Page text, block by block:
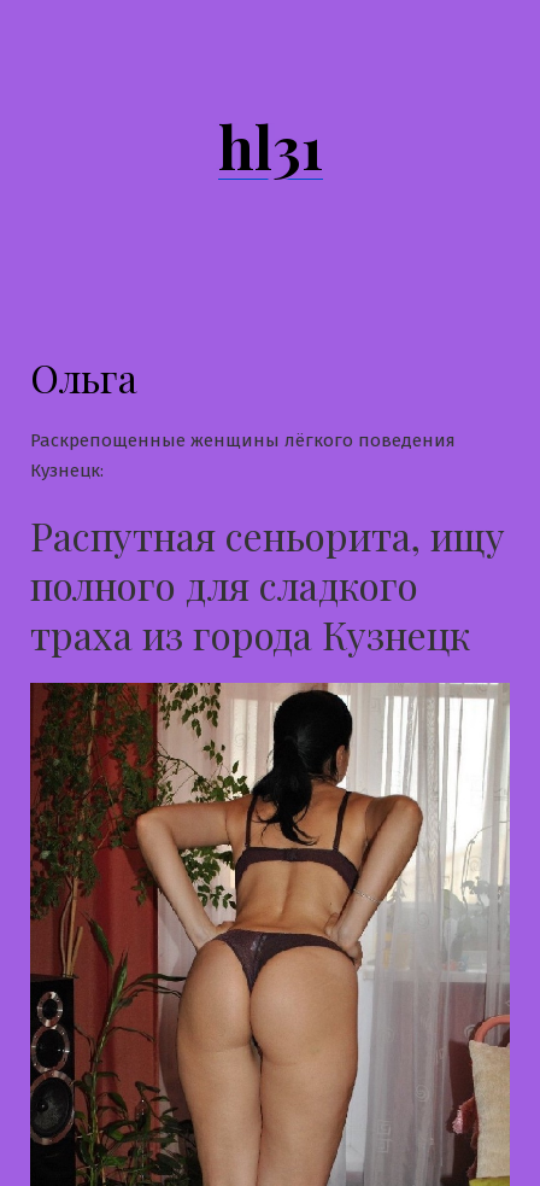
hl31
Ольга
Раскрепощенные женщины лёгкого поведения
Кузнецк:
Распутная сеньорита, ищу
полного для сладкого
траха из города Кузнецк